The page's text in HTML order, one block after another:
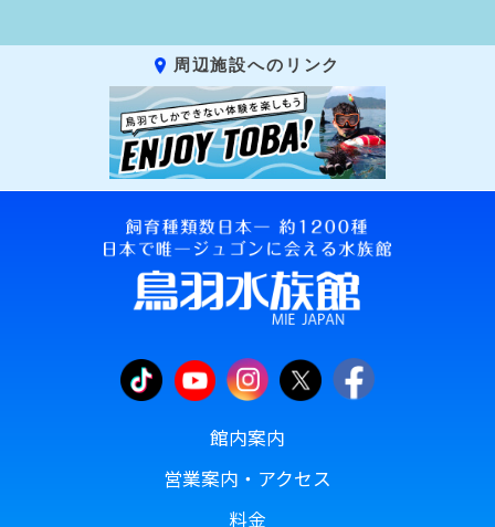
周辺施設へのリンク
館内案内
営業案内・アクセス
料金